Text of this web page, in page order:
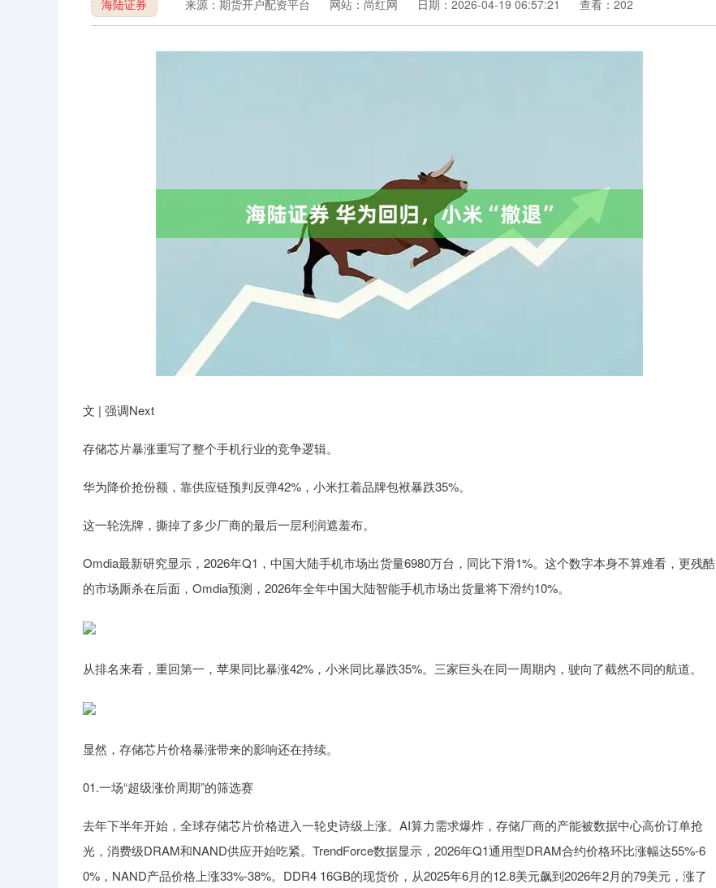
海陆证券 来源：期货开户配资平台 网站：尚红网 日期：2026-04-19 06:57:21 查看：202
文 | 强调Next
存储芯片暴涨重写了整个手机行业的竞争逻辑。
华为降价抢份额，靠供应链预判反弹42%，小米扛着品牌包袱暴跌35%。
这一轮洗牌，撕掉了多少厂商的最后一层利润遮羞布。
Omdia最新研究显示，2026年Q1，中国大陆手机市场出货量6980万台，同比下滑1%。这个数字本身不算难看，更残酷
的市场厮杀在后面，Omdia预测，2026年全年中国大陆智能手机市场出货量将下滑约10%。
从排名来看，重回第一，苹果同比暴涨42%，小米同比暴跌35%。三家巨头在同一周期内，驶向了截然不同的航道。
显然，存储芯片价格暴涨带来的影响还在持续。
01.一场“超级涨价周期”的筛选赛
去年下半年开始，全球存储芯片价格进入一轮史诗级上涨。AI算力需求爆炸，存储厂商的产能被数据中心高价订单抢
光，消费级DRAM和NAND供应开始吃紧。TrendForce数据显示，2026年Q1通用型DRAM合约价格环比涨幅达55%-6
0%，NAND产品价格上涨33%-38%。DDR4 16GB的现货价，从2025年6月的12.8美元飙到2026年2月的79美元，涨了